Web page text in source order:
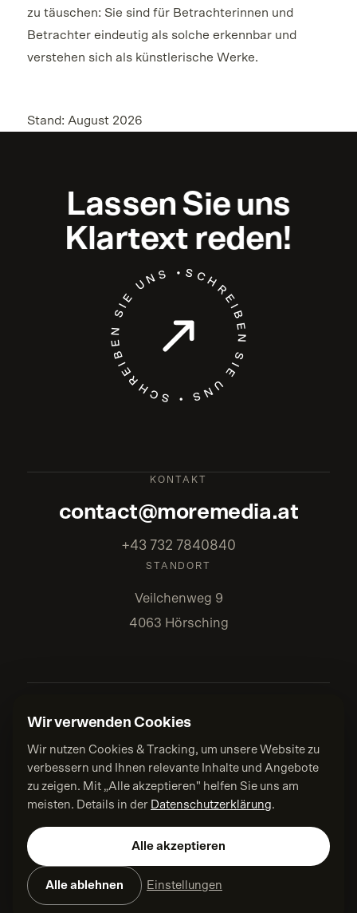
zu täuschen: Sie sind für Betrachterinnen und
Betrachter eindeutig als solche erkennbar und
verstehen sich als künstlerische Werke.
Stand: August 2026
LassenSie uns
Klartext reden!
SCHREIBEN SIE UNS • SCHREIBEN SIE UNS •
STANDORT
Veilchenweg 9
4063 Hörsching
KONTAKT
contact@moremedia.at
+43 732 7840840
DATENSCHUTZ
IMPRESSUM
AGB
BARRIEREFREIHEIT
FAQ
COOKIE-EINSTELLUNGEN
Wir verwenden Cookies
Wir nutzen Cookies & Tracking, um unsere Website zu
verbessern und Ihnen relevante Inhalte und Angebote
zu zeigen. Mit „Alle akzeptieren" helfen Sie uns am
meisten. Details in der Datenschutzerklärung.
Alle akzeptieren
Alle ablehnen Einstellungen